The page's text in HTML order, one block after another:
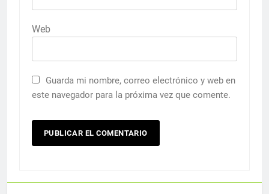
Web
Guarda mi nombre, correo electrónico y web en
este navegador para la próxima vez que comente.